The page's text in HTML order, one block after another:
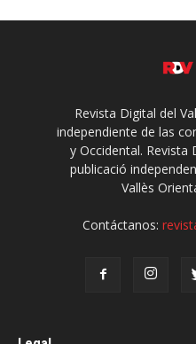
Revista Digital del
independiente de las
y Occidental. Revista
publicació
Vallès
Contáctanos: